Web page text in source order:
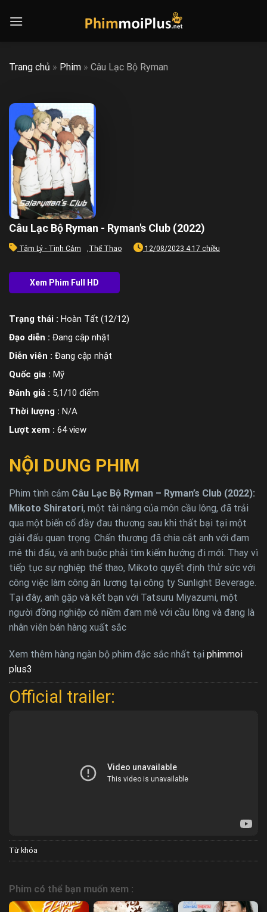
Trang chủ » Phim » Câu Lạc Bộ Ryman
Câu Lạc Bộ Ryman - Ryman's Club (2022)
Tâm Lý - Tình Cảm ,Thể Thao 12/08/2023 4:17 chiều
Trạng thái : Hoàn Tất (12/12)
Đạo diễn : Đang cập nhật
Diễn viên : Đang cập nhật
Quốc gia : Mỹ
Đánh giá : 5,1/10 điểm
Thời lượng : N/A
Lượt xem : 64 view
NỘI DUNG PHIM
Phim tình cảm Câu Lạc Bộ Ryman – Ryman’s Club (2022):
Mikoto Shiratori, một tài năng của môn cầu lông, đã trải
qua một biến cố đầy đau thương sau khi thất bại tại một
giải đấu quan trọng. Chấn thương đã chia cắt anh với đam
mê thi đấu, và anh buộc phải tìm kiếm hướng đi mới. Thay vì
tiếp tục sự nghiệp thể thao, Mikoto quyết định thử sức với
công việc làm công ăn lương tại công ty Sunlight Beverage.
Tại đây, anh gặp và kết bạn với Tatsuru Miyazumi, một
người đồng nghiệp có niềm đam mê với cầu lông và đang là
nhân viên bán hàng xuất sắc
Xem thêm hàng ngàn bộ phim đặc sắc nhất tại phimmoi
plus3
Official trailer:
Từ khóa
Phim có thể bạn muốn xem :